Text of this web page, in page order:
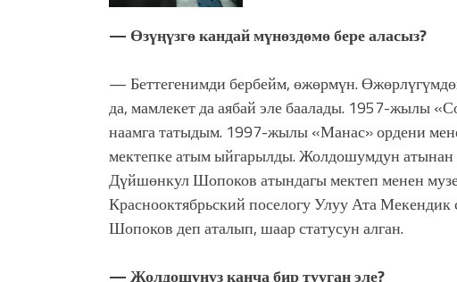
— Өзүңүзгө кандай мүнөздөмө бере аласыз?
— Беттегенимди бербейм, өжөрмүн.
да, мамлекет да аябай эле баалады. 1957-жылы
наамга татыдым. 1997-жылы «Манас» ордени
мектепке атым ыйгарылды. Жолдошумдун атынан
Дүйшөнкул Шопоков атындагы мектеп менен
Краснооктябрьский поселогу Улуу Ата
Шопоков деп аталып, шаар статусун алган.
— Жолдошуңуз канча бир тууган эле?